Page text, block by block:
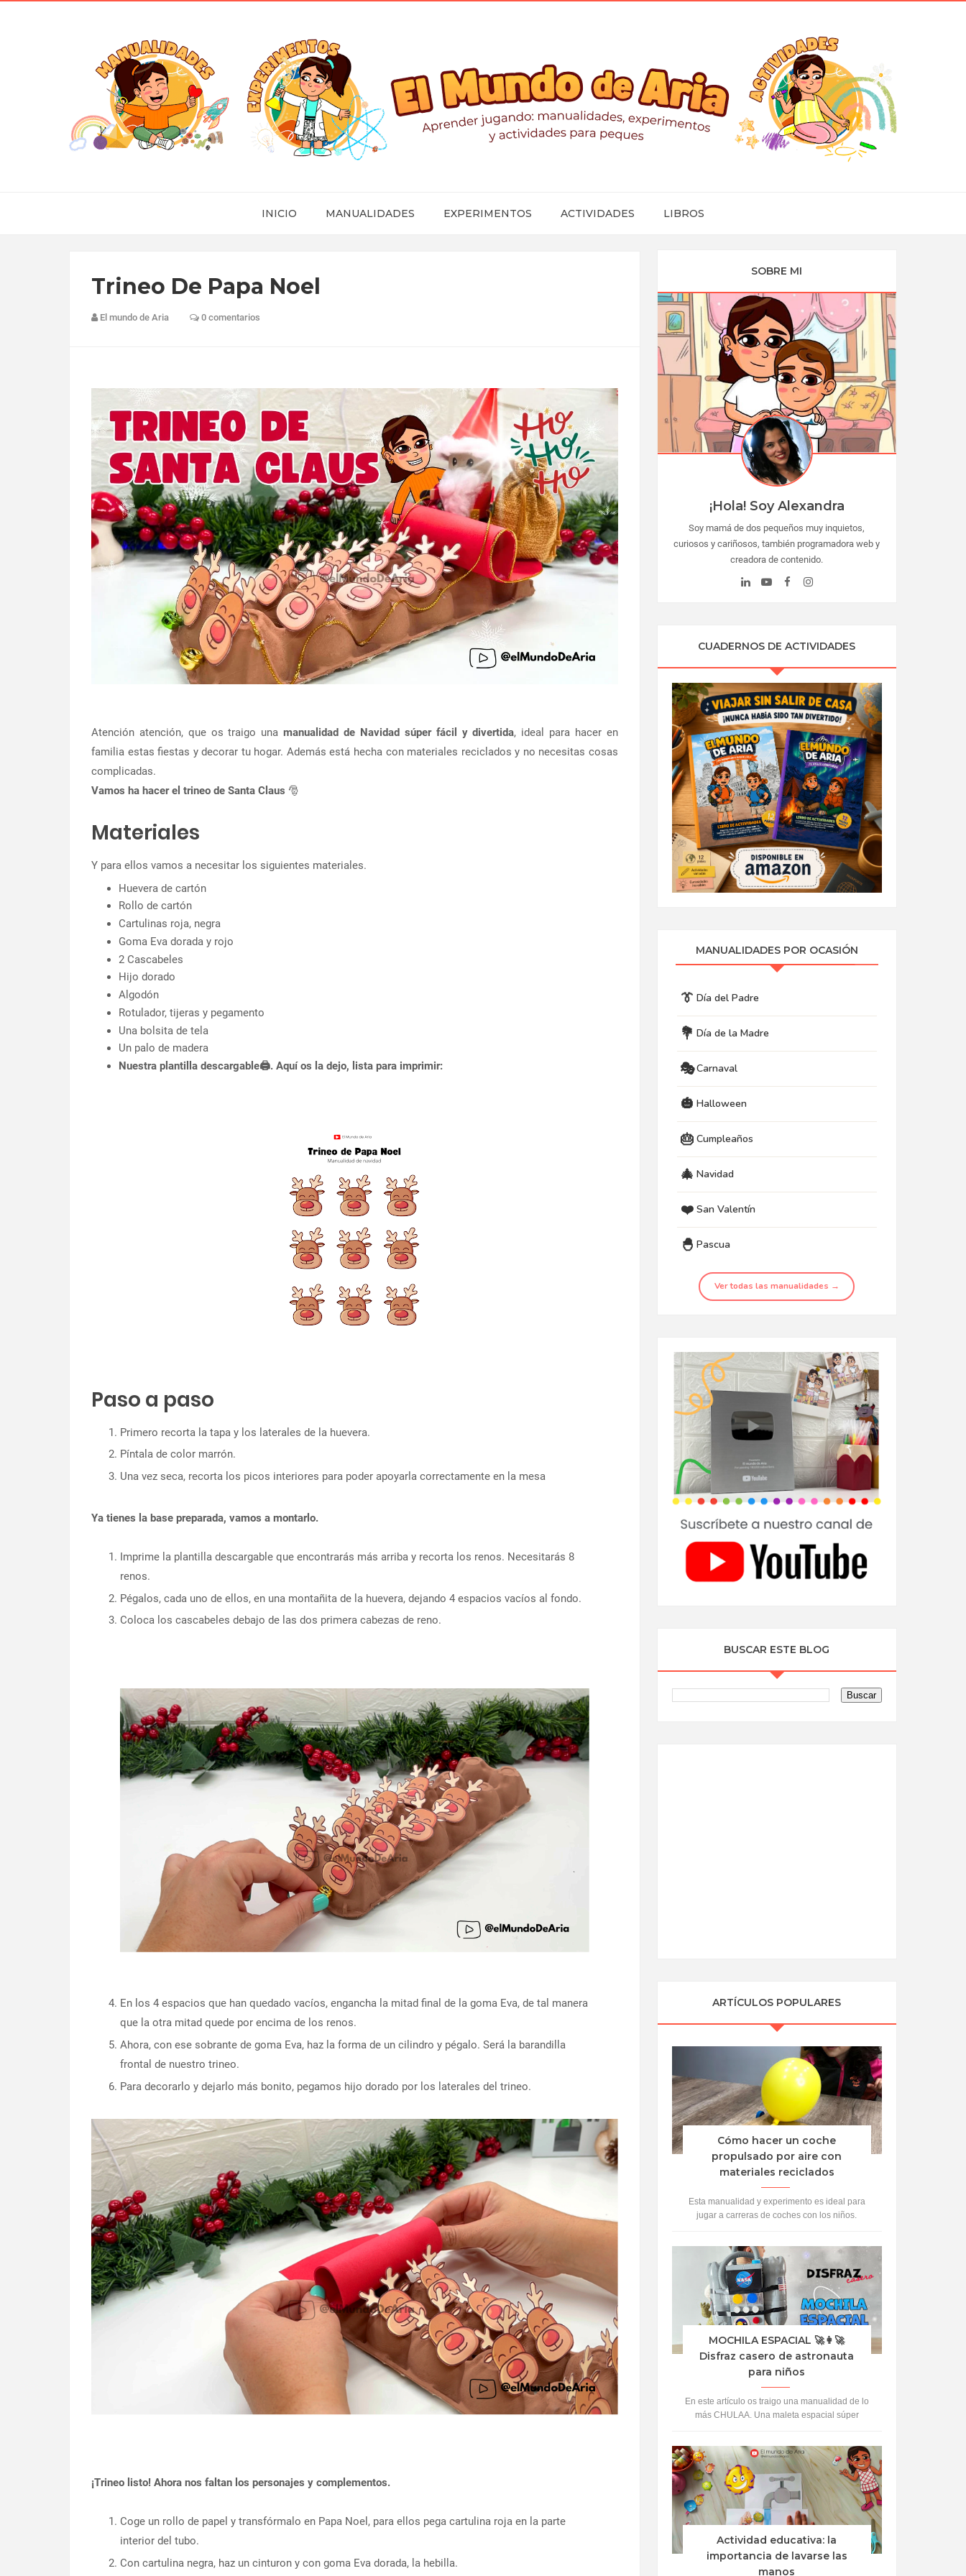
INICIO MANUALIDADES EXPERIMENTOS ACTIVIDADES LIBROS
Trineo De Papa Noel
El mundo de Aria 0 comentarios
Atención atención, que os traigo unamanualidad de Navidad súper fácil y divertida, ideal para hacer en
familia estas fiestas y decorar tu hogar. Además está hecha con materiales reciclados y no necesitas cosas
complicadas.
Vamos ha hacer el trineo de Santa Claus 🎅
Materiales
Y para ellos vamos a necesitar los siguientes materiales.
Huevera de cartón
Rollo de cartón
Cartulinas roja, negra
Goma Eva dorada y rojo
2 Cascabeles
Hijo dorado
Algodón
Rotulador, tijeras y pegamento
Una bolsita de tela
Un palo de madera
Nuestra plantilla descargable🖨️. Aquí os la dejo, lista para imprimir:
Paso a paso
Primero recorta la tapa y los laterales de la huevera.
Píntala de color marrón.
Una vez seca, recorta los picos interiores para poder apoyarla correctamente en la mesa
Ya tienes la base preparada, vamos a montarlo.
Imprime la plantilla descargable que encontrarás más arriba y recorta los renos. Necesitarás 8
renos.
Pégalos, cada uno de ellos, en una montañita de la huevera, dejando 4 espacios vacíos al fondo.
Coloca los cascabeles debajo de las dos primera cabezas de reno.
En los 4 espacios que han quedado vacíos, engancha la mitad final de la goma Eva, de tal manera
que la otra mitad quede por encima de los renos.
Ahora, con ese sobrante de goma Eva, haz la forma de un cilindro y pégalo. Será la barandilla
frontal de nuestro trineo.
Para decorarlo y dejarlo más bonito, pegamos hijo dorado por los laterales del trineo.
¡Trineo listo! Ahora nos faltan los personajes y complementos.
Coge un rollo de papel y transfórmalo en Papa Noel, para ellos pega cartulina roja en la parte
interior del tubo.
Con cartulina negra, haz un cinturon y con goma Eva dorada, la hebilla.
SOBRE MI
¡Hola! Soy Alexandra
Soy mamá de dos pequeños muy inquietos,
curiosos y cariñosos, también programadora web y
creadora de contenido.
CUADERNOS DE ACTIVIDADES
MANUALIDADES POR OCASIÓN
👔 Día del Padre
💐 Día de la Madre
🎭Carnaval
🎃 Halloween
🎂 Cumpleaños
🎄 Navidad
❤️ San Valentín
🐣 Pascua
Ver todas las manualidades →
BUSCAR ESTE BLOG
ARTÍCULOS POPULARES
Cómo hacer un coche
propulsado por aire con
materiales reciclados
Esta manualidad y experimento es ideal para
jugar a carreras de coches con los niños.
MOCHILA ESPACIAL 🚀👩‍🚀
Disfraz casero de astronauta
para niños
En este artículo os traigo una manualidad de lo
más CHULAA. Una maleta espacial súper
Actividad educativa: la
importancia de lavarse las
manos